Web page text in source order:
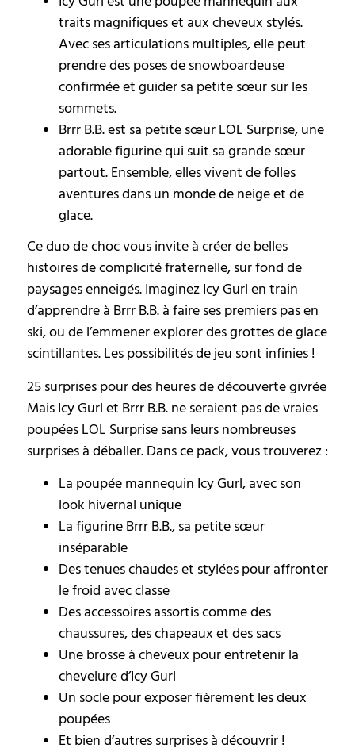
traits magnifiques et aux cheveux stylés.
Avec ses articulations multiples, elle peut
prendre des poses de snowboardeuse
confirmée et guider sa petite sœur sur les
sommets.
Brrr B.B. est sa petite sœur LOL Surprise, une
adorable figurine qui suit sa grande sœur
partout. Ensemble, elles vivent de folles
aventures dans un monde de neige et de
glace.
Ce duo de choc vous invite à créer de belles
histoires de complicité fraternelle, sur fond de
paysages enneigés. Imaginez Icy Gurl en train
d’apprendre à Brrr B.B. à faire ses premiers pas en
ski, ou de l’emmener explorer des grottes de glace
scintillantes. Les possibilités de jeu sont infinies !
25 surprises pour des heures de découverte givrée
Mais Icy Gurl et Brrr B.B. ne seraient pas de vraies
poupées LOL Surprise sans leurs nombreuses
surprises à déballer. Dans ce pack, vous trouverez :
La poupée mannequin Icy Gurl, avec son
look hivernal unique
La figurine Brrr B.B., sa petite sœur
inséparable
Des tenues chaudes et stylées pour affronter
le froid avec classe
Des accessoires assortis comme des
chaussures, des chapeaux et des sacs
Une brosse à cheveux pour entretenir la
chevelure d’Icy Gurl
Un socle pour exposer fièrement les deux
poupées
Et bien d’autres surprises à découvrir !